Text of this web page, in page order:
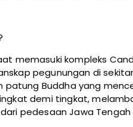
memasuki kompleks
pegunungan di
patung Buddha yang
demi tingkat,
pedesaan Jawa